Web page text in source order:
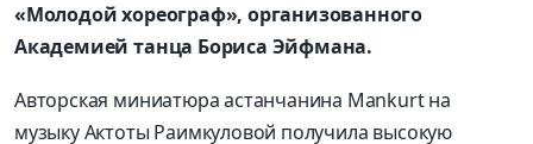
«Молодой хореограф», организованного
Академией танца Бориса Эйфмана.
Авторская миниатюра астанчанина Mankurt на
музыку Актоты Раимкуловой получила высокую